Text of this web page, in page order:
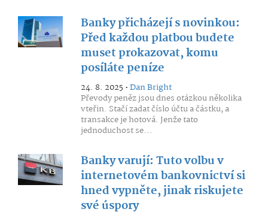
Banky přicházejí s novinkou:
Před každou platbou budete
muset prokazovat, komu
posíláte peníze
24. 8. 2025 •Dan Bright
Převody peněz jsou dnes otázkou několika
vteřin. Stačí zadat číslo účtu a částku, a
transakce je hotová. Jenže tato
jednoduchost se...
Banky varují: Tuto volbu v
internetovém bankovnictví si
hned vypněte, jinak riskujete
své úspory